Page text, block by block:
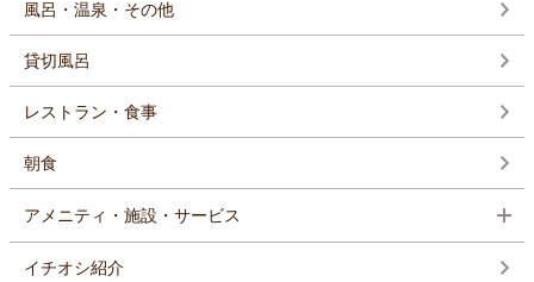
風呂・温泉・その他
貸切風呂
レストラン・食事
朝食
アメニティ・施設・サービス
イチオシ紹介